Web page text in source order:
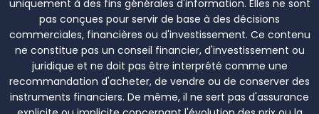
uniquement à des fins générales d'information. Elles ne sont
pas conçues pour servir de base à des décisions
commerciales, financières ou d'investissement. Ce contenu
ne constitue pas un conseil financier, d'investissement ou
juridique et ne doit pas être interprété comme une
recommandation d'acheter, de vendre ou de conserver des
instruments financiers. De même, il ne sert pas d'assurance